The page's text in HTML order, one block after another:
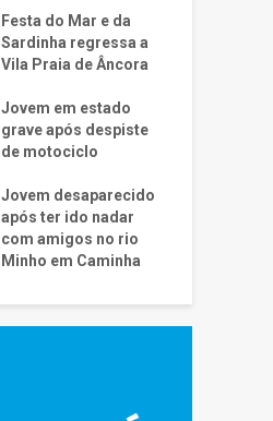
Festa do Mar e da
Sardinha regressa a
Vila Praia de Âncora
Jovem em estado
grave após despiste
de motociclo
Jovem desaparecido
após ter ido nadar
com amigos no rio
Minho em Caminha